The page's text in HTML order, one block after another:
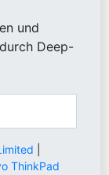
und
Deep-
ThinkPad